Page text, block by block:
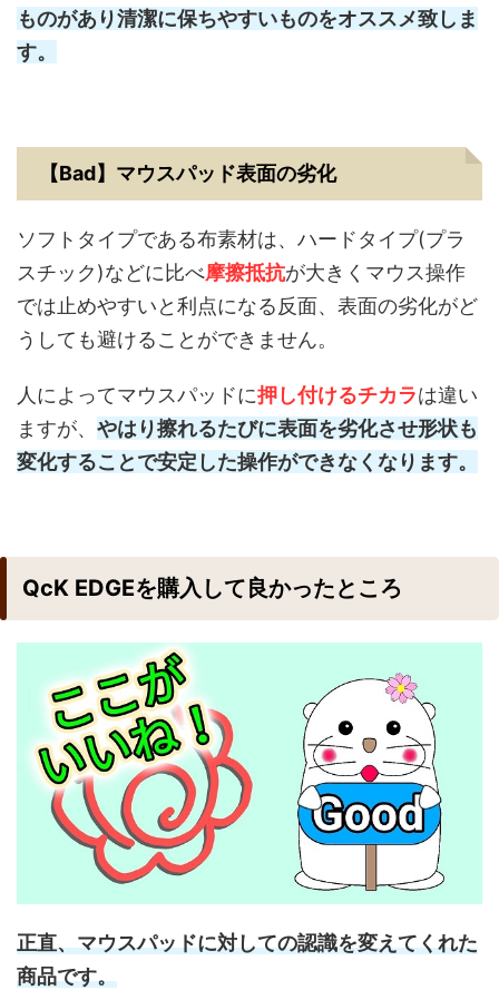
ものがあり清潔に保ちやすいものをオススメ致しま
す。
【Bad】マウスパッド表面の劣化
ソフトタイプである布素材は、ハードタイプ(プラ
スチック)などに比べ摩擦抵抗が大きくマウス操作
では止めやすいと利点になる反面、表面の劣化がど
うしても避けることができません。
人によってマウスパッドに押し付けるチカラは違い
ますが、 やはり擦れるたびに表面を劣化させ形状も
変化することで安定した操作ができなくなります。
QcK EDGEを購入して良かったところ
正直、マウスパッドに対しての認識を変えてくれた
商品です。